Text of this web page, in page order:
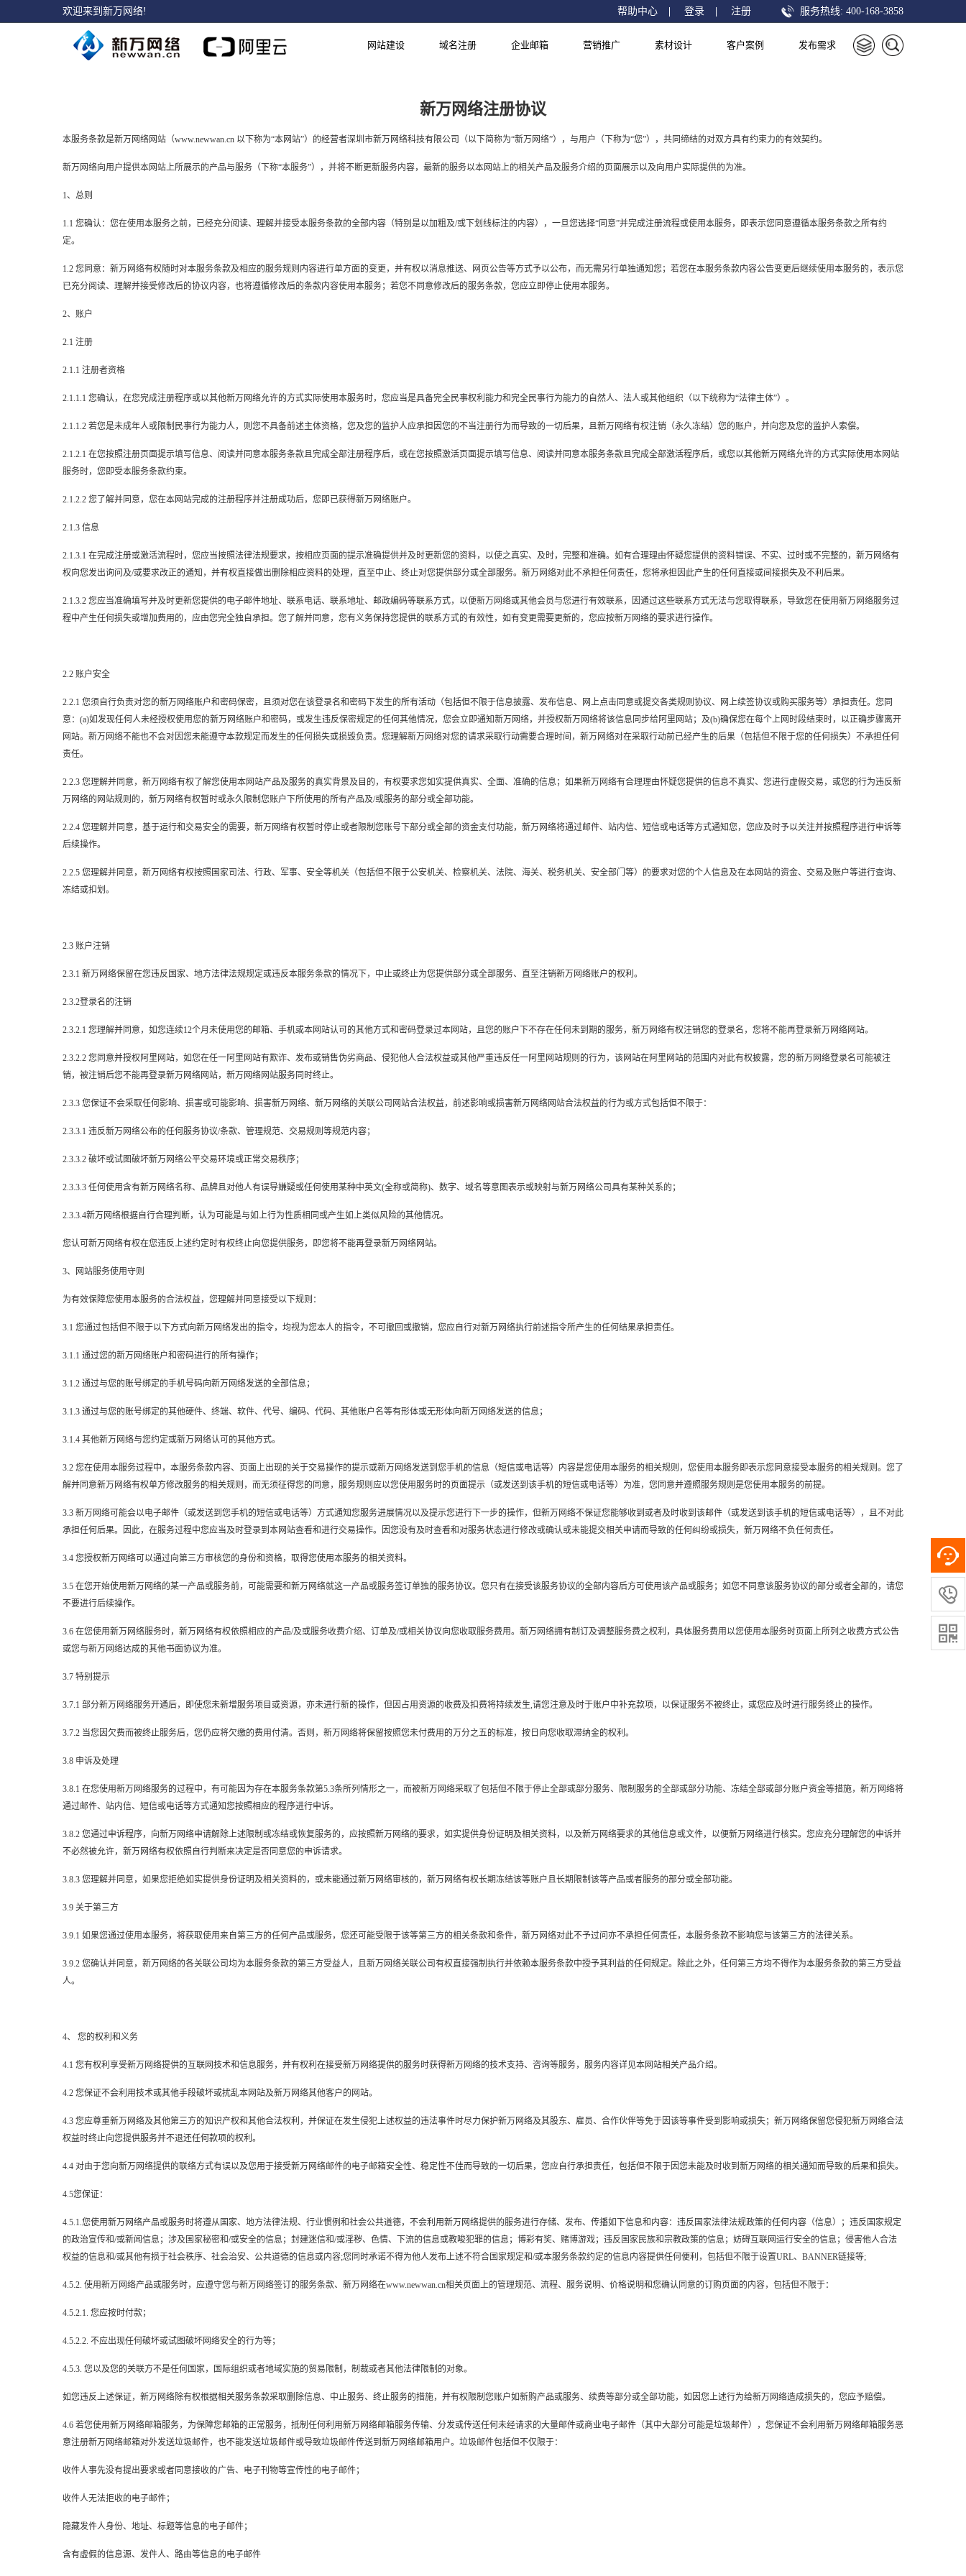
欢迎来到新万网络! 帮助中心 登录 注册 服务热线: 400-168-3858
网站建设 域名注册 企业邮箱 营销推广 素材设计 客户案例 发布需求
新万网络注册协议
本服务条款是新万网络网站（www.newwan.cn 以下称为“本网站”）的经营者深圳市新万网络科技有限公司（以下简称为“新万网络”），与用户（下称为“您”），共同缔结的对双方具有约束力的有效契约。
新万网络向用户提供本网站上所展示的产品与服务（下称“本服务”），并将不断更新服务内容，最新的服务以本网站上的相关产品及服务介绍的页面展示以及向用户实际提供的为准。
1、总则
1.1 您确认：您在使用本服务之前，已经充分阅读、理解并接受本服务条款的全部内容（特别是以加粗及/或下划线标注的内容），一旦您选择“同意”并完成注册流程或使用本服务，即表示您同意遵循本服务条款之所有约
定。
1.2 您同意：新万网络有权随时对本服务条款及相应的服务规则内容进行单方面的变更，并有权以消息推送、网页公告等方式予以公布，而无需另行单独通知您；若您在本服务条款内容公告变更后继续使用本服务的，表示您
已充分阅读、理解并接受修改后的协议内容，也将遵循修改后的条款内容使用本服务；若您不同意修改后的服务条款，您应立即停止使用本服务。
2、账户
2.1 注册
2.1.1 注册者资格
2.1.1.1 您确认，在您完成注册程序或以其他新万网络允许的方式实际使用本服务时，您应当是具备完全民事权利能力和完全民事行为能力的自然人、法人或其他组织（以下统称为“法律主体”）。
2.1.1.2 若您是未成年人或限制民事行为能力人，则您不具备前述主体资格，您及您的监护人应承担因您的不当注册行为而导致的一切后果，且新万网络有权注销（永久冻结）您的账户，并向您及您的监护人索偿。
2.1.2.1 在您按照注册页面提示填写信息、阅读并同意本服务条款且完成全部注册程序后，或在您按照激活页面提示填写信息、阅读并同意本服务条款且完成全部激活程序后，或您以其他新万网络允许的方式实际使用本网站
服务时，您即受本服务条款约束。
2.1.2.2 您了解并同意，您在本网站完成的注册程序并注册成功后，您即已获得新万网络账户。
2.1.3 信息
2.1.3.1 在完成注册或激活流程时，您应当按照法律法规要求，按相应页面的提示准确提供并及时更新您的资料，以使之真实、及时，完整和准确。如有合理理由怀疑您提供的资料错误、不实、过时或不完整的，新万网络有
权向您发出询问及/或要求改正的通知，并有权直接做出删除相应资料的处理，直至中止、终止对您提供部分或全部服务。新万网络对此不承担任何责任，您将承担因此产生的任何直接或间接损失及不利后果。
2.1.3.2 您应当准确填写并及时更新您提供的电子邮件地址、联系电话、联系地址、邮政编码等联系方式，以便新万网络或其他会员与您进行有效联系，因通过这些联系方式无法与您取得联系，导致您在使用新万网络服务过
程中产生任何损失或增加费用的，应由您完全独自承担。您了解并同意，您有义务保持您提供的联系方式的有效性，如有变更需要更新的，您应按新万网络的要求进行操作。
2.2 账户安全
2.2.1 您须自行负责对您的新万网络账户和密码保密，且须对您在该登录名和密码下发生的所有活动（包括但不限于信息披露、发布信息、网上点击同意或提交各类规则协议、网上续签协议或购买服务等）承担责任。您同
意：(a)如发现任何人未经授权使用您的新万网络账户和密码，或发生违反保密规定的任何其他情况，您会立即通知新万网络，并授权新万网络将该信息同步给阿里网站；及(b)确保您在每个上网时段结束时，以正确步骤离开
网站。新万网络不能也不会对因您未能遵守本款规定而发生的任何损失或损毁负责。您理解新万网络对您的请求采取行动需要合理时间，新万网络对在采取行动前已经产生的后果（包括但不限于您的任何损失）不承担任何
责任。
2.2.3 您理解并同意，新万网络有权了解您使用本网站产品及服务的真实背景及目的，有权要求您如实提供真实、全面、准确的信息；如果新万网络有合理理由怀疑您提供的信息不真实、您进行虚假交易，或您的行为违反新
万网络的网站规则的，新万网络有权暂时或永久限制您账户下所使用的所有产品及/或服务的部分或全部功能。
2.2.4 您理解并同意，基于运行和交易安全的需要，新万网络有权暂时停止或者限制您账号下部分或全部的资金支付功能，新万网络将通过邮件、站内信、短信或电话等方式通知您，您应及时予以关注并按照程序进行申诉等
后续操作。
2.2.5 您理解并同意，新万网络有权按照国家司法、行政、军事、安全等机关（包括但不限于公安机关、检察机关、法院、海关、税务机关、安全部门等）的要求对您的个人信息及在本网站的资金、交易及账户等进行查询、
冻结或扣划。
2.3 账户注销
2.3.1 新万网络保留在您违反国家、地方法律法规规定或违反本服务条款的情况下，中止或终止为您提供部分或全部服务、直至注销新万网络账户的权利。
2.3.2登录名的注销
2.3.2.1 您理解并同意，如您连续12个月未使用您的邮箱、手机或本网站认可的其他方式和密码登录过本网站，且您的账户下不存在任何未到期的服务，新万网络有权注销您的登录名，您将不能再登录新万网络网站。
2.3.2.2 您同意并授权阿里网站，如您在任一阿里网站有欺诈、发布或销售伪劣商品、侵犯他人合法权益或其他严重违反任一阿里网站规则的行为，该网站在阿里网站的范围内对此有权披露，您的新万网络登录名可能被注
销，被注销后您不能再登录新万网络网站，新万网络网站服务同时终止。
2.3.3 您保证不会采取任何影响、损害或可能影响、损害新万网络、新万网络的关联公司网站合法权益，前述影响或损害新万网络网站合法权益的行为或方式包括但不限于：
2.3.3.1 违反新万网络公布的任何服务协议/条款、管理规范、交易规则等规范内容；
2.3.3.2 破坏或试图破坏新万网络公平交易环境或正常交易秩序；
2.3.3.3 任何使用含有新万网络名称、品牌且对他人有误导嫌疑或任何使用某种中英文(全称或简称)、数字、域名等意图表示或映射与新万网络公司具有某种关系的；
2.3.3.4新万网络根据自行合理判断，认为可能是与如上行为性质相同或产生如上类似风险的其他情况。
您认可新万网络有权在您违反上述约定时有权终止向您提供服务，即您将不能再登录新万网络网站。
3、网站服务使用守则
为有效保障您使用本服务的合法权益，您理解并同意接受以下规则：
3.1 您通过包括但不限于以下方式向新万网络发出的指令，均视为您本人的指令，不可撤回或撤销，您应自行对新万网络执行前述指令所产生的任何结果承担责任。
3.1.1 通过您的新万网络账户和密码进行的所有操作；
3.1.2 通过与您的账号绑定的手机号码向新万网络发送的全部信息；
3.1.3 通过与您的账号绑定的其他硬件、终端、软件、代号、编码、代码、其他账户名等有形体或无形体向新万网络发送的信息；
3.1.4 其他新万网络与您约定或新万网络认可的其他方式。
3.2 您在使用本服务过程中，本服务条款内容、页面上出现的关于交易操作的提示或新万网络发送到您手机的信息（短信或电话等）内容是您使用本服务的相关规则，您使用本服务即表示您同意接受本服务的相关规则。您了
解并同意新万网络有权单方修改服务的相关规则，而无须征得您的同意，服务规则应以您使用服务时的页面提示（或发送到该手机的短信或电话等）为准，您同意并遵照服务规则是您使用本服务的前提。
3.3 新万网络可能会以电子邮件（或发送到您手机的短信或电话等）方式通知您服务进展情况以及提示您进行下一步的操作，但新万网络不保证您能够收到或者及时收到该邮件（或发送到该手机的短信或电话等），且不对此
承担任何后果。因此，在服务过程中您应当及时登录到本网站查看和进行交易操作。因您没有及时查看和对服务状态进行修改或确认或未能提交相关申请而导致的任何纠纷或损失，新万网络不负任何责任。
3.4 您授权新万网络可以通过向第三方审核您的身份和资格，取得您使用本服务的相关资料。
3.5 在您开始使用新万网络的某一产品或服务前，可能需要和新万网络就这一产品或服务签订单独的服务协议。您只有在接受该服务协议的全部内容后方可使用该产品或服务；如您不同意该服务协议的部分或者全部的，请您
不要进行后续操作。
3.6 在您使用新万网络服务时，新万网络有权依照相应的产品/及或服务收费介绍、订单及/或相关协议向您收取服务费用。新万网络拥有制订及调整服务费之权利，具体服务费用以您使用本服务时页面上所列之收费方式公告
或您与新万网络达成的其他书面协议为准。
3.7 特别提示
3.7.1 部分新万网络服务开通后，即使您未新增服务项目或资源，亦未进行新的操作，但因占用资源的收费及扣费将持续发生,请您注意及时于账户中补充款项，以保证服务不被终止，或您应及时进行服务终止的操作。
3.7.2 当您因欠费而被终止服务后，您仍应将欠缴的费用付清。否则，新万网络将保留按照您未付费用的万分之五的标准，按日向您收取滞纳金的权利。
3.8 申诉及处理
3.8.1 在您使用新万网络服务的过程中，有可能因为存在本服务条款第5.3条所列情形之一，而被新万网络采取了包括但不限于停止全部或部分服务、限制服务的全部或部分功能、冻结全部或部分账户资金等措施，新万网络将
通过邮件、站内信、短信或电话等方式通知您按照相应的程序进行申诉。
3.8.2 您通过申诉程序，向新万网络申请解除上述限制或冻结或恢复服务的，应按照新万网络的要求，如实提供身份证明及相关资料，以及新万网络要求的其他信息或文件，以便新万网络进行核实。您应充分理解您的申诉并
不必然被允许，新万网络有权依照自行判断来决定是否同意您的申诉请求。
3.8.3 您理解并同意，如果您拒绝如实提供身份证明及相关资料的，或未能通过新万网络审核的，新万网络有权长期冻结该等账户且长期限制该等产品或者服务的部分或全部功能。
3.9 关于第三方
3.9.1 如果您通过使用本服务，将获取使用来自第三方的任何产品或服务，您还可能受限于该等第三方的相关条款和条件，新万网络对此不予过问亦不承担任何责任，本服务条款不影响您与该第三方的法律关系。
3.9.2 您确认并同意，新万网络的各关联公司均为本服务条款的第三方受益人，且新万网络关联公司有权直接强制执行并依赖本服务条款中授予其利益的任何规定。除此之外，任何第三方均不得作为本服务条款的第三方受益
人。
4、 您的权利和义务
4.1 您有权利享受新万网络提供的互联网技术和信息服务，并有权利在接受新万网络提供的服务时获得新万网络的技术支持、咨询等服务，服务内容详见本网站相关产品介绍。
4.2 您保证不会利用技术或其他手段破坏或扰乱本网站及新万网络其他客户的网站。
4.3 您应尊重新万网络及其他第三方的知识产权和其他合法权利，并保证在发生侵犯上述权益的违法事件时尽力保护新万网络及其股东、雇员、合作伙伴等免于因该等事件受到影响或损失；新万网络保留您侵犯新万网络合法
权益时终止向您提供服务并不退还任何款项的权利。
4.4 对由于您向新万网络提供的联络方式有误以及您用于接受新万网络邮件的电子邮箱安全性、稳定性不佳而导致的一切后果，您应自行承担责任，包括但不限于因您未能及时收到新万网络的相关通知而导致的后果和损失。
4.5您保证：
4.5.1.您使用新万网络产品或服务时将遵从国家、地方法律法规、行业惯例和社会公共道德，不会利用新万网络提供的服务进行存储、发布、传播如下信息和内容：违反国家法律法规政策的任何内容（信息）；违反国家规定
的政治宣传和/或新闻信息；涉及国家秘密和/或安全的信息；封建迷信和/或淫秽、色情、下流的信息或教唆犯罪的信息；博彩有奖、赌博游戏；违反国家民族和宗教政策的信息；妨碍互联网运行安全的信息；侵害他人合法
权益的信息和/或其他有损于社会秩序、社会治安、公共道德的信息或内容;您同时承诺不得为他人发布上述不符合国家规定和/或本服务条款约定的信息内容提供任何便利，包括但不限于设置URL、BANNER链接等;
4.5.2. 使用新万网络产品或服务时，应遵守您与新万网络签订的服务条款、新万网络在www.newwan.cn相关页面上的管理规范、流程、服务说明、价格说明和您确认同意的订购页面的内容，包括但不限于：
4.5.2.1. 您应按时付款；
4.5.2.2. 不应出现任何破坏或试图破坏网络安全的行为等；
4.5.3. 您以及您的关联方不是任何国家，国际组织或者地域实施的贸易限制，制裁或者其他法律限制的对象。
如您违反上述保证，新万网络除有权根据相关服务条款采取删除信息、中止服务、终止服务的措施，并有权限制您账户如新购产品或服务、续费等部分或全部功能，如因您上述行为给新万网络造成损失的，您应予赔偿。
4.6 若您使用新万网络邮箱服务，为保障您邮箱的正常服务，抵制任何利用新万网络邮箱服务传输、分发或传送任何未经请求的大量邮件或商业电子邮件（其中大部分可能是垃圾邮件），您保证不会利用新万网络邮箱服务恶
意注册新万网络邮箱对外发送垃圾邮件，也不能发送垃圾邮件或导致垃圾邮件传送到新万网络邮箱用户。垃圾邮件包括但不仅限于：
收件人事先没有提出要求或者同意接收的广告、电子刊物等宣传性的电子邮件；
收件人无法拒收的电子邮件；
隐藏发件人身份、地址、标题等信息的电子邮件；
含有虚假的信息源、发件人、路由等信息的电子邮件

